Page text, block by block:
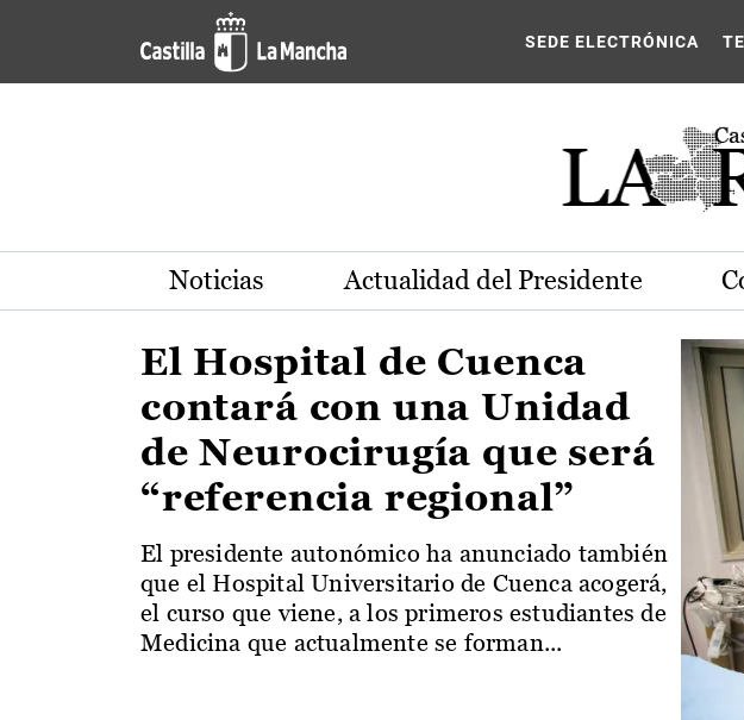
Pasar al contenido principal
Actualidad de la región de Castilla-La
SEDE ELECTRÓNICA
Noticias Actualidad del Presidente
El Hospital de Cuenca
contará con una Unidad
de Neurocirugía que será
“referencia regional”
El presidente autonómico ha anunciado también
que el Hospital Universitario de Cuenca acogerá,
el curso que viene, a los primeros estudiantes de
Medicina que actualmente se forman...